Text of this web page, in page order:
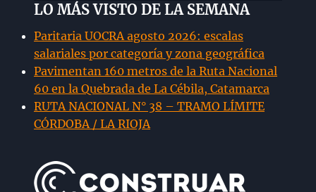
LO MÁS VISTO DE LA SEMANA
Paritaria UOCRA agosto 2026: escalas
salariales por categoría y zona geográfica
Pavimentan 160 metros de la Ruta Nacional
60 en la Quebrada de La Cébila, Catamarca
RUTA NACIONAL N° 38 – TRAMO LÍMITE
CÓRDOBA / LA RIOJA